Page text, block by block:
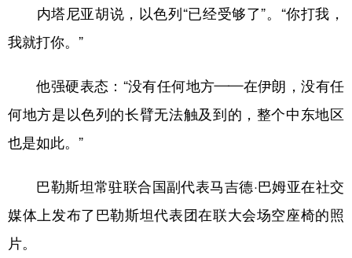
内塔尼亚胡说，以色列“已经受够了”。“你打我，
我就打你。”
他强硬表态：“没有任何地方——在伊朗，没有任
何地方是以色列的长臂无法触及到的，整个中东地区
也是如此。”
巴勒斯坦常驻联合国副代表马吉德·巴姆亚在社交
媒体上发布了巴勒斯坦代表团在联大会场空座椅的照
片。